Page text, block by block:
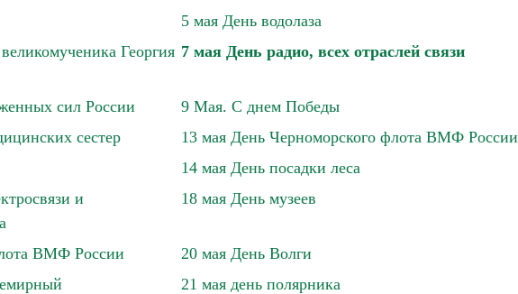
5 мая День водолаза
Георгия 7 мая День радио, всех отраслей связи
сил России
9 Мая. С днем Победы
сестер
13 мая День Черноморского флота ВМФ России
14 мая День посадки леса
и
18 мая День музеев
ВМФ России
20 мая День Волги
21 мая день полярника